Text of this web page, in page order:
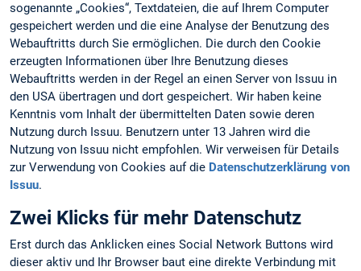
sogenannte „Cookies“, Textdateien, die auf Ihrem Computer
gespeichert werden und die eine Analyse der Benutzung des
Webauftritts durch Sie ermöglichen. Die durch den Cookie
erzeugten Informationen über Ihre Benutzung dieses
Webauftritts werden in der Regel an einen Server von Issuu in
den USA übertragen und dort gespeichert. Wir haben keine
Kenntnis vom Inhalt der übermittelten Daten sowie deren
Nutzung durch Issuu. Benutzern unter 13 Jahren wird die
Nutzung von Issuu nicht empfohlen. Wir verweisen für Details
zur Verwendung von Cookies auf die Datenschutzerklärung von
Issuu.
Zwei Klicks für mehr Datenschutz
Erst durch das Anklicken eines Social Network Buttons wird
dieser aktiv und Ihr Browser baut eine direkte Verbindung mit